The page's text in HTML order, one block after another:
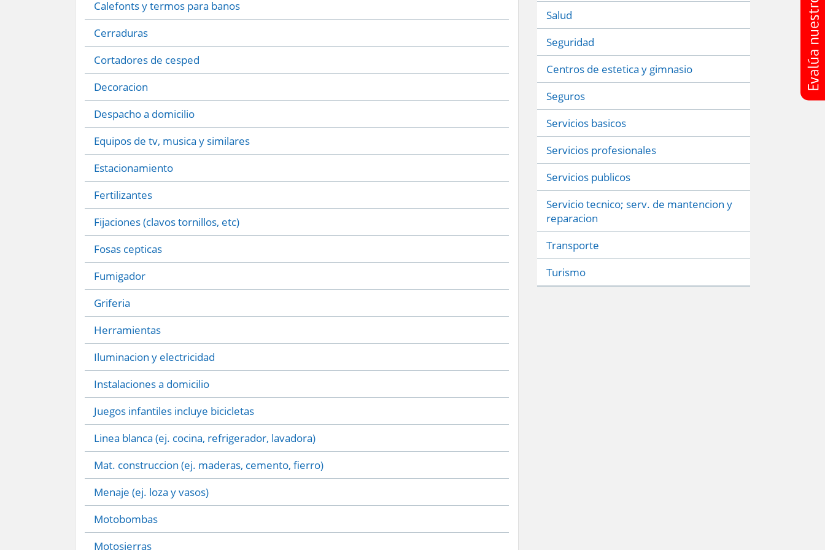
Calefonts y termos para banos
Cerraduras
Cortadores de cesped
Decoracion
Despacho a domicilio
Equipos de tv, musica y similares
Estacionamiento
Fertilizantes
Fijaciones (clavos tornillos, etc)
Fosas cepticas
Fumigador
Griferia
Herramientas
Iluminacion y electricidad
Instalaciones a domicilio
Juegos infantiles incluye bicicletas
Linea blanca (ej. cocina, refrigerador, lavadora)
Mat. construccion (ej. maderas, cemento, fierro)
Menaje (ej. loza y vasos)
Motobombas
Motosierras
Salud
Seguridad
Centros de estetica y gimnasio
Seguros
Servicios basicos
Servicios profesionales
Servicios publicos
Servicio tecnico; serv. de mantencion y
reparacion
Transporte
Turismo